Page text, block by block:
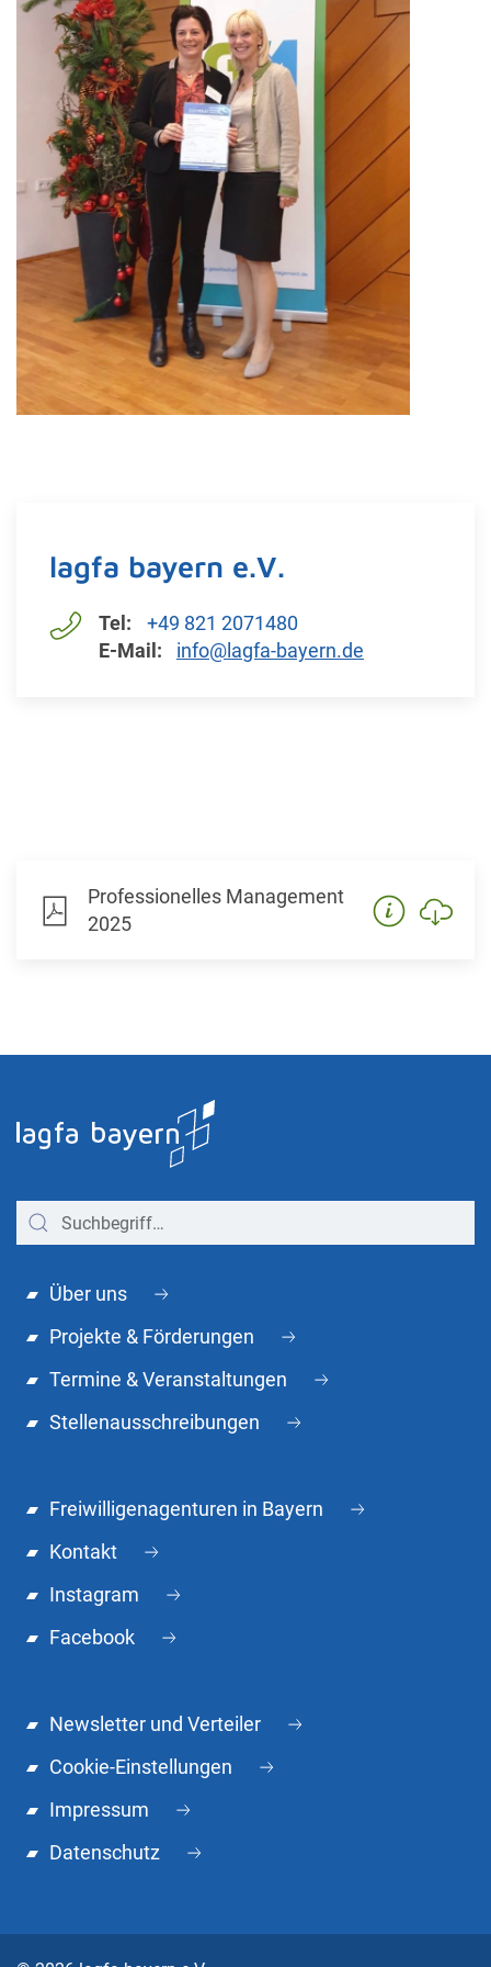
lagfa bayern e.V.
Tel:
+49 821 2071480
E-Mail:
info@lagfa-bayern.de
Professionelles Management
2025
Über uns
Projekte & Förderungen
Termine & Veranstaltungen
Stellenausschreibungen
Freiwilligenagenturen in Bayern
Kontakt
Instagram
Facebook
Newsletter und Verteiler
Cookie-Einstellungen
Impressum
Datenschutz
Speichern
Alle akzeptieren
Individuelle Datenschutzeinstellungen
Cookie-Details Datenschutzerklärung Impressum